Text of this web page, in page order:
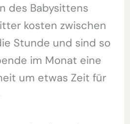
des Babysittens
kosten zwischen
Stunde und sind so
im Monat eine
um etwas Zeit für